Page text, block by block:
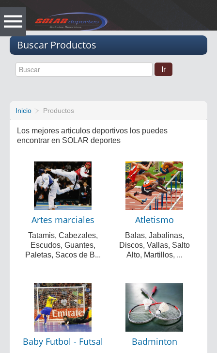
Buscar Productos
Inicio Productos
Los mejores articulos deportivos los puedes
encontrar en SOLAR deportes
Artes marciales
Tatamis, Cabezales,
Escudos, Guantes,
Paletas, Sacos de B...
Atletismo
Balas, Jabalinas,
Discos, Vallas, Salto
Alto, Martillos, ...
Baby Futbol - Futsal Badminton